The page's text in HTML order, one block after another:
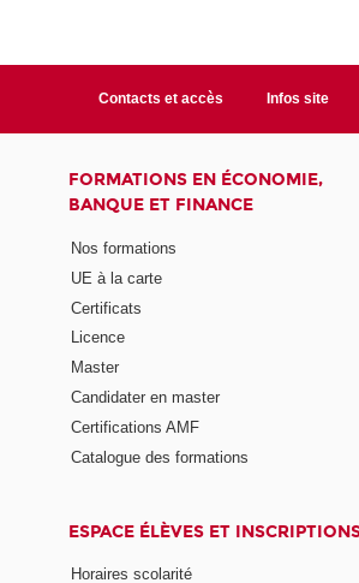
Contacts et accès Infos site
FORMATIONS EN ÉCONOMIE,
BANQUE ET FINANCE
Nos formations
UE à la carte
Certificats
Licence
Master
Candidater en master
Certifications AMF
Catalogue des formations
ESPACE ÉLÈVES ET
Horaires scolarité